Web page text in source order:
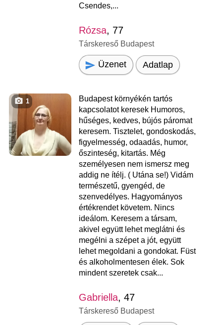
Csendes,...
Rózsa, 77
Társkereső Budapest
Üzenet Adatlap
1
Budapest környékén tartós
kapcsolatot keresek Humoros,
hűséges, kedves, bújós páromat
keresem. Tisztelet, gondoskodás,
figyelmesség, odaadás, humor,
őszinteség, kitartás. Még
személyesen nem ismersz meg
addig ne ítélj. ( Utána se!) Vidám
természetű, gyengéd, de
szenvedélyes. Hagyományos
értékrendet követem. Nincs
ideálom. Keresem a társam,
akivel együtt lehet meglátni és
megélni a szépet a jót, együtt
lehet megoldani a gondokat. Füst
és alkoholmentesen élek. Sok
mindent szeretek csak...
Gabriella, 47
Társkereső Budapest